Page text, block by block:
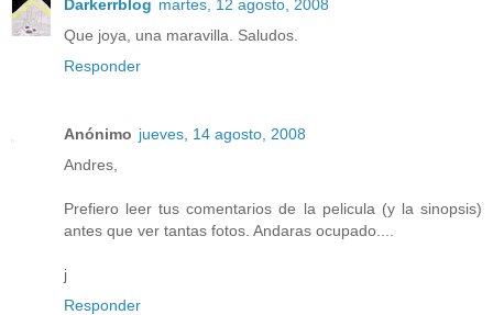
Darkerrblog martes, 12 agosto, 2008
Que joya, una maravilla. Saludos.
Responder
Anónimo jueves, 14 agosto, 2008
Andres,
Prefiero leer tus comentarios de la pelicula (y la sinopsis)
antes que ver tantas fotos. Andaras ocupado....
j
Responder